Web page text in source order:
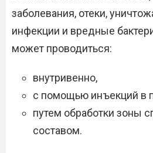
заболевания, отеки,
инфекции и вредные
может проводиться:
внутривенно,
с помощью инъекций в
путем обработки зоны
составом.